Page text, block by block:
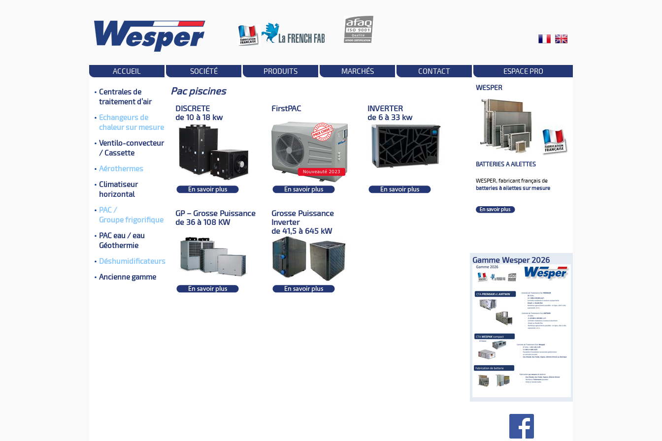
ACCUEIL SOCIÉTÉ PRODUITS MARCHÉS CONTACT ESPACE PRO
Centrales de
traitement d’air
Echangeurs de
chaleur sur mesure
Ventilo-convecteur
/ Cassette
Aérothermes
Climatiseur
horizontal
PAC /
Groupe frigorifique
PAC eau / eau
Géothermie
Déshumidificateurs
Ancienne gamme
Pac piscines
DISCRETE
de 10 à 18 kw
FirstPAC
INVERTER
de 6 à 33 kw
GP – Grosse Puissance
de 36 à 108 KW
Grosse Puissance
Inverter
de 41,5 à 645 kW
WESPER
BATTERIES A AILETTES
WESPER, fabricant français de
batteries à ailettes sur mesure
Gamme Wesper 2026